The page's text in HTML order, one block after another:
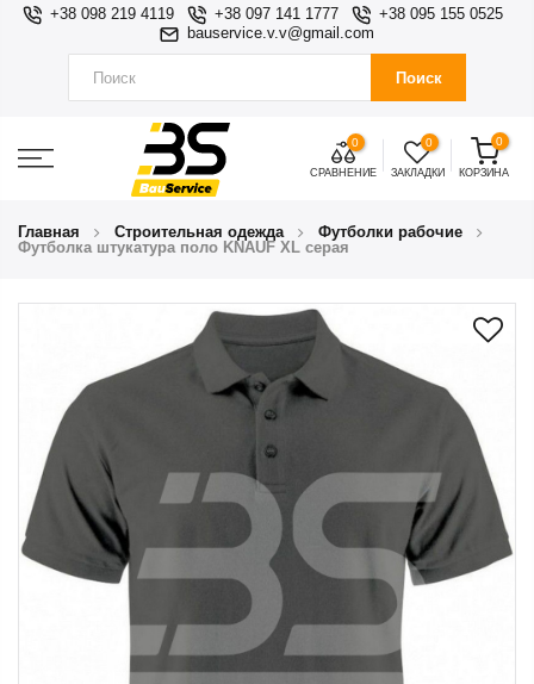
+38 098 219 4119 +38 097 141 1777
+38 095 155 0525
bauservice.v.v@gmail.com
Поиск
0
СРАВНЕНИЕ
0
ЗАКЛАДКИ
0
КОРЗИНА
Главная Строительная одежда
Футболки рабочие
Футболка штукатура поло KNAUF XL серая